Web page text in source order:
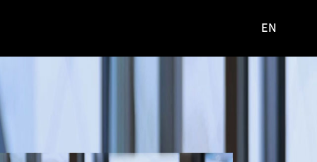
사이트로
EN